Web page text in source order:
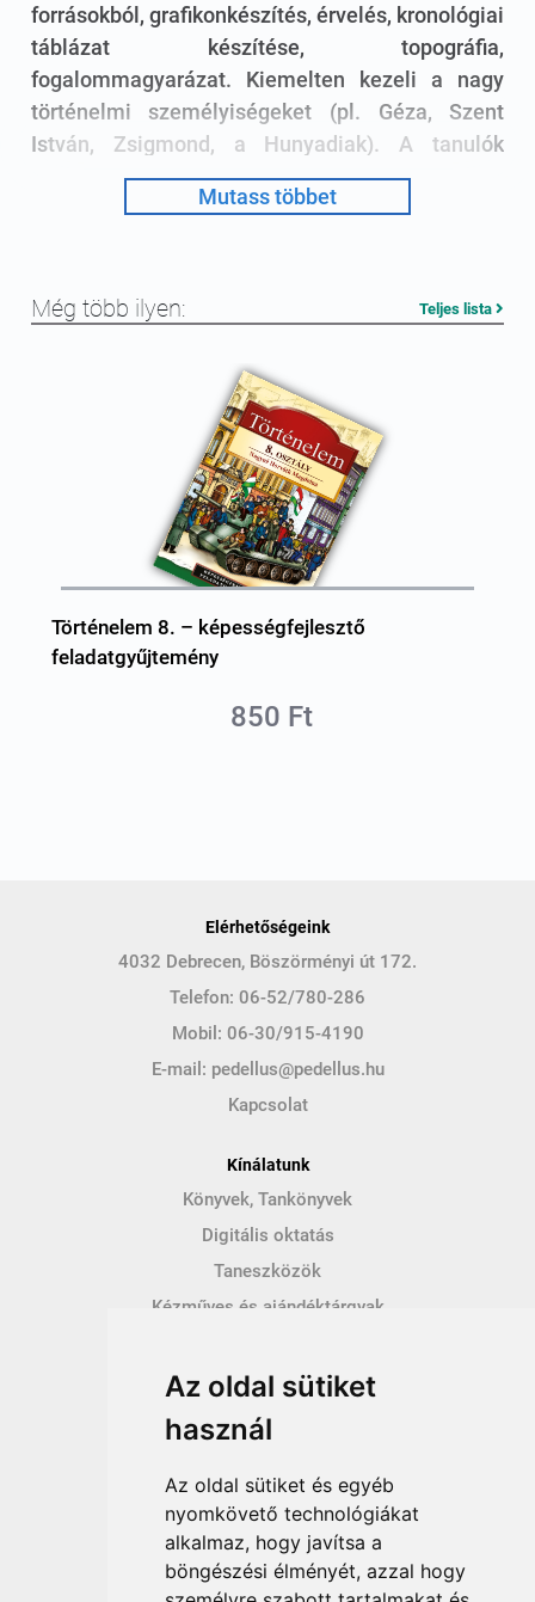
Az oldal sütiket
használ
Az oldal sütiket és egyéb
nyomkövető technológiákat
alkalmaz, hogy javítsa a
böngészési élményét, azzal hogy
forrásokból, grafikonkészítés, érvelés, kronológiai
táblázat készítése, topográfia,
fogalommagyarázat. Kiemelten kezeli a nagy
történelmi személyiségeket (pl. Géza, Szent
István, Zsigmond, a Hunyadiak). A tanulók
érdeklődésének felkeltésében fontos szerepe
lehet a játékosságnak: az évszám- és
középkori eredetű szólások magyarázatának
feladatgyűjtemény
Mutass többet
Még több ilyen: Teljes lista
Történelem 8. – képességfejlesztő
feladatgyűjtemény
850 Ft
Elérhetőségeink
4032 Debrecen, Böszörményi út 172.
Telefon: 06-52/780-286
Mobil: 06-30/915-4190
E-mail: pedellus@pedellus.hu
Kapcsolat
Kínálatunk
Könyvek, Tankönyvek
Digitális oktatás
Taneszközök
Kézműves és ajándéktárgyak
Így vásárolhatsz
Vásárlás menete
Vásárlási feltételek
Fizetési feltételek
Szállítási feltételek
Adatvédelem